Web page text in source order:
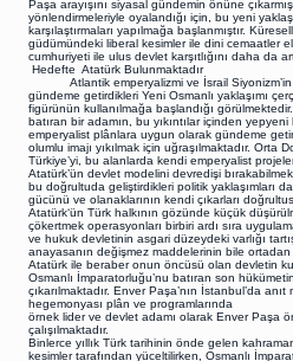
Paşa arayışını siyasal gündemin önüne
yönlendirmeleriyle oyalandığı için, bu yeni
karşılaştırmaları yapılmağa başlanmıştır.
güdümündeki liberal kesimler ile dini cemaatler
cumhuriyeti ile ulus devlet karşıtlığını daha da
Hedefte Atatürk Bulunmaktadır
Atlantik emperyalizmi ve İsrail Siyonizm’in
gündeme getirdikleri Yeni Osmanlı yaklaşımı
figürünün kullanılmağa başlandığı
batıran bir adamın, bu yıkıntılar içinden
emperyalist plânlara uygun olarak gündeme
olumlu imajı yıkılmak için uğraşılmaktadır.
Türkiye’yi, bu alanlarda kendi emperyalist
Atatürk’ün devlet modelini devredişi
bu doğrultuda geliştirdikleri politik yaklaşımları
gücünü ve olanaklarının kendi çıkarları
Atatürk‘ün Türk halkının gözünde küçük
çökertmek operasyonları birbiri ardı sıra
ve hukuk devletinin asgari düzeydeki varlığı
anayasanın değişmez maddelerinin bile ortadan
Atatürk ile beraber onun öncüsü olan devletin
Osmanlı İmparatorluğu’nu batıran son
çıkarılmaktadır. Enver Paşa’nın İstanbul’da
hegemonyası plân ve programlarında
örnek lider ve devlet adamı olarak Enver Paşa
çalışılmaktadır.
Binlerce yıllık Türk tarihinin önde gelen
kesimler tarafından yüceltilirken, Osmanlı